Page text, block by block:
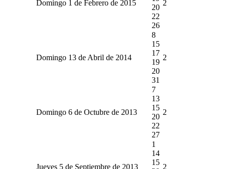
Domingo 1 de Febrero de 2015
20
22
26
2
Domingo 13 de Abril de 2014
8
15
17
19
20
31
2
Domingo 6 de Octubre de 2013
7
13
15
20
22
27
2
Jueves 5 de Septiembre de 2013
1
14
15
2